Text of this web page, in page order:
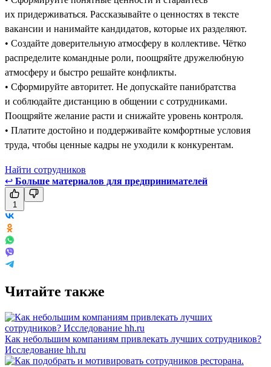
их придерживаться. Рассказывайте о ценностях в тексте
вакансии и нанимайте кандидатов, которые их разделяют.
• Создайте доверительную атмосферу в коллективе. Чётко
распределите командные роли, поощряйте дружелюбную
атмосферу и быстро решайте конфликты.
• Сформируйте авторитет. Не допускайте панибратства
и соблюдайте дистанцию в общении с сотрудниками.
Поощряйте желание расти и снижайте уровень контроля.
• Платите достойно и поддерживайте комфортные условия
труда, чтобы ценные кадры не уходили к конкурентам.
Найти сотрудников
↩ Больше материалов для предпринимателей
1
Читайте также
Как небольшим компаниям привлекать лучших сотрудников?
Исследование hh.ru